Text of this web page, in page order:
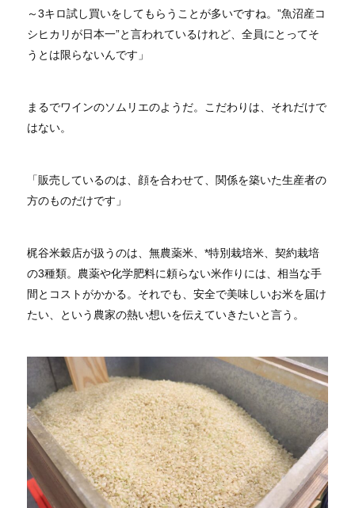
～3キロ試し買いをしてもらうことが多いですね。”魚沼産コ
シヒカリが日本一”と言われているけれど、全員にとってそ
うとは限らないんです」
まるでワインのソムリエのようだ。こだわりは、それだけで
はない。
「販売しているのは、顔を合わせて、関係を築いた生産者の
方のものだけです」
梶谷米穀店が扱うのは、無農薬米、*特別栽培米、契約栽培
の3種類。農薬や化学肥料に頼らない米作りには、相当な手
間とコストがかかる。それでも、安全で美味しいお米を届け
たい、という農家の熱い想いを伝えていきたいと言う。